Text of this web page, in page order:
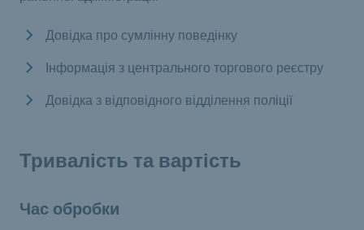
Довідка про сумлінну поведінку
Інформація з центрального торгового реєстру
Довідка з відповідного відділення поліції
Тривалість та вартість
Час обробки